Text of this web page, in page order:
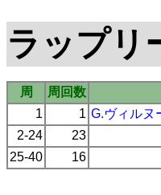
ラップリ
周 周回数
1
1 G.ヴィルヌ
2-24
23
25-40
16